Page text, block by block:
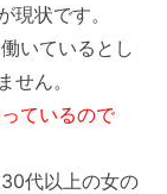
現状です。
いているとし
せん。
ているので
代以上の女の